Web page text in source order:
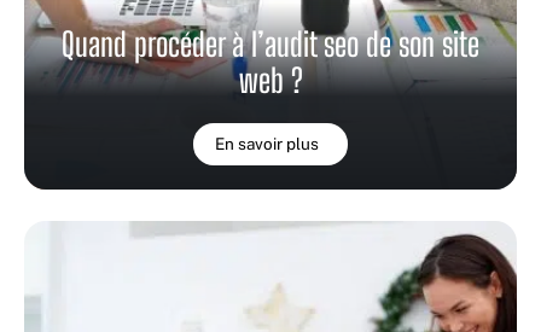
Quand procéder à l’audit seo de son site
web ?
En savoir plus